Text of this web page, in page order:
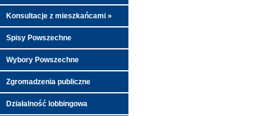
Konsultacje z mieszkańcami »
Spisy Powszechne
Wybory Powszechne
Zgromadzenia publiczne
Działalność lobbingowa